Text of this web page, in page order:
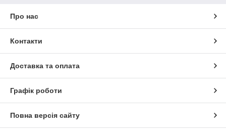
Про нас
Контакти
Доставка та оплата
Графік роботи
Повна версія сайту